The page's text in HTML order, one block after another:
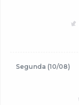
Segunda (10/08)